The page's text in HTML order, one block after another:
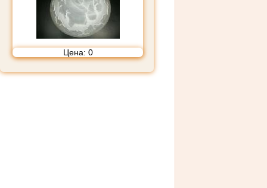
Цена: 0